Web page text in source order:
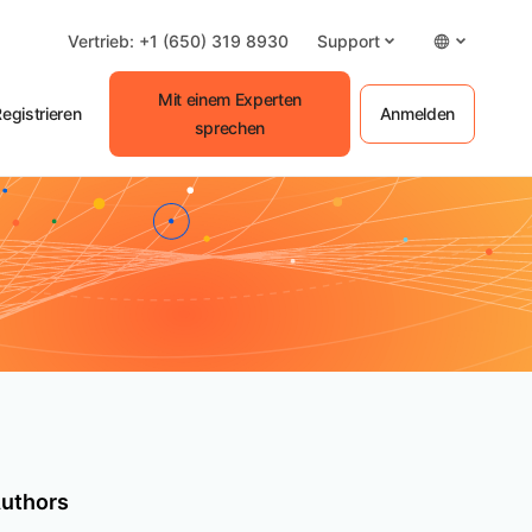
Vertrieb: +1 (650) 319 8930 Support
Mit einem Experten
sprechen
Anmelden